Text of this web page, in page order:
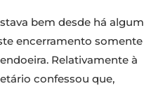
bem desde há algum
encerramento somente
Relativamente à
confessou que,